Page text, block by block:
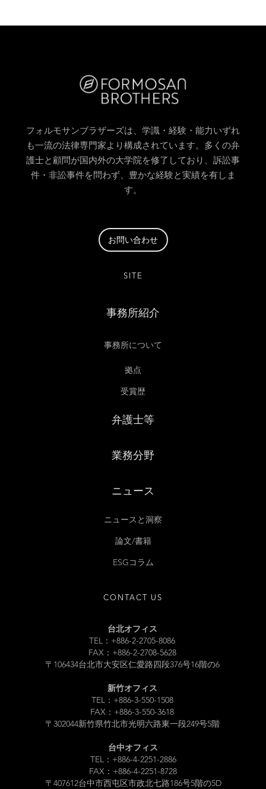
フォルモサンブラザーズは、学識・経験・能力いずれ
も一流の法律専門家より構成されています。多くの弁
護士と顧問が国内外の大学院を修了しており、訴訟事
件・非訟事件を問わず、豊かな経験と実績を有しま
す。
お問い合わせ
SITE
事務所紹介
事務所について
拠点
受賞歴
弁護士等
業務分野
ニュース
ニュースと洞察
論文/書籍
ESGコラム
CONTACT US
台北オフィス
TEL：+886-2-2705-8086
FAX：+886-2-2708-5628
〒106434台北市大安区仁愛路四段376号16階の6
新竹オフィス
TEL：+886-3-550-1508
FAX：+886-3-550-3618
〒302044新竹県竹北市光明六路東一段249号5階
台中オフィス
TEL：+886-4-2251-2886
FAX：+886-4-2251-8728
〒407612台中市西屯区市政北七路186号5階の5D